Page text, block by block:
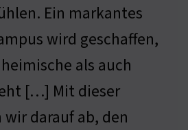
Ein markantes
wird geschaffen,
als auch
[…] Mit dieser
darauf ab, den